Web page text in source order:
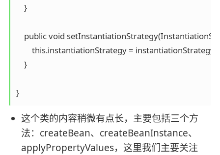
    }
public void
        this.instantiationStrategy = instantiationStrategy;
    }
}
这个类的内容稍微有点长，主要包括三个方
法：createBean、createBeanInstance、
applyPropertyValues，这里我们主要关注